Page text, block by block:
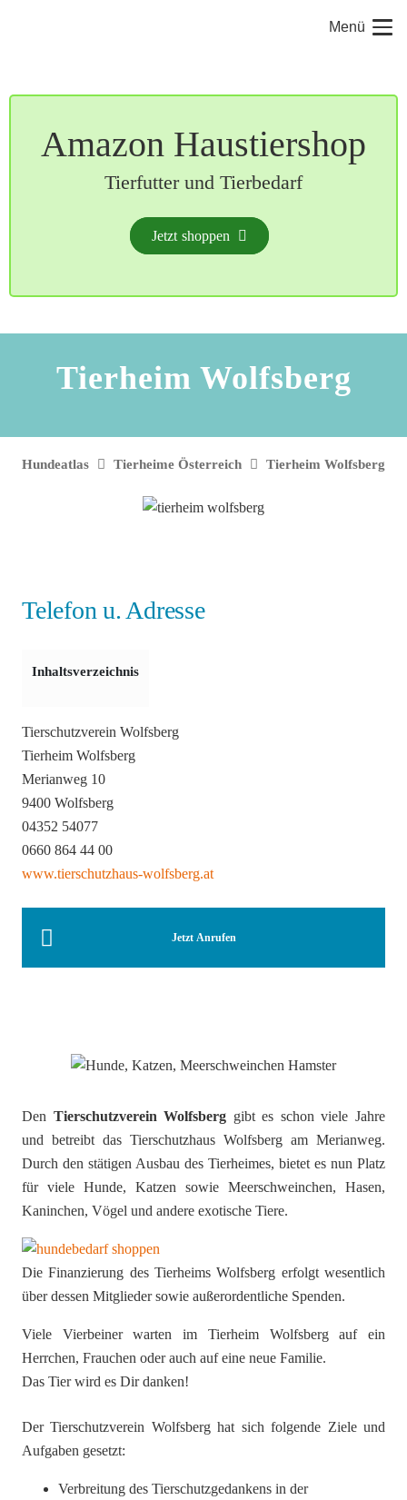
Menü
Amazon Haustiershop
Tierfutter und Tierbedarf
Jetzt shoppen
Tierheim Wolfsberg
Hundeatlas Tierheime Österreich Tierheim Wolfsberg
Telefon u. Adresse
Inhaltsverzeichnis
Tierschutzverein Wolfsberg
Tierheim Wolfsberg
Merianweg 10
9400 Wolfsberg
04352 54077
0660 864 44 00
www.tierschutzhaus-wolfsberg.at
Jetzt Anrufen
Den Tierschutzverein Wolfsberg gibt es schon viele Jahre
und betreibt das Tierschutzhaus Wolfsberg am Merianweg.
Durch den stätigen Ausbau des Tierheimes, bietet es nun Platz
für viele Hunde, Katzen sowie Meerschweinchen, Hasen,
Kaninchen, Vögel und andere exotische Tiere.
Die Finanzierung des Tierheims Wolfsberg erfolgt wesentlich
über dessen Mitglieder sowie außerordentliche Spenden.
Viele Vierbeiner warten im Tierheim Wolfsberg auf ein
Herrchen, Frauchen oder auch auf eine neue Familie.
Das Tier wird es Dir danken!
Der Tierschutzverein Wolfsberg hat sich folgende Ziele und
Aufgaben gesetzt:
Verbreitung des Tierschutzgedankens in der